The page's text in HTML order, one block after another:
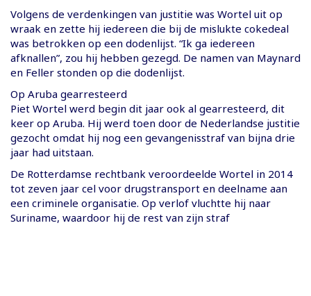
Volgens de verdenkingen van justitie was Wortel uit op
wraak en zette hij iedereen die bij de mislukte cokedeal
was betrokken op een dodenlijst. “Ik ga iedereen
afknallen”, zou hij hebben gezegd. De namen van Maynard
en Feller stonden op die dodenlijst.
Op Aruba gearresteerd
Piet Wortel werd begin dit jaar ook al gearresteerd, dit
keer op Aruba. Hij werd toen door de Nederlandse justitie
gezocht omdat hij nog een gevangenisstraf van bijna drie
jaar had uitstaan.
De Rotterdamse rechtbank veroordeelde Wortel in 2014
tot zeven jaar cel voor drugstransport en deelname aan
een criminele organisatie. Op verlof vluchtte hij naar
Suriname, waardoor hij de rest van zijn straf